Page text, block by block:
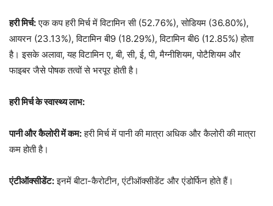
हरी मिर्च:एक कप हरी मिर्च में विटामिन सी (52.76%), सोडियम (36.80%),
आयरन (23.13%), विटामिन बी9 (18.29%), विटामिन बी6 (12.85%) होता
है। इसके अलावा, यह विटामिन ए, बी, सी, ई, पी, मैग्नीशियम, पोटैशियम और
फाइबर जैसे पोषक तत्वों से भरपूर होती है।
हरी मिर्च के स्वास्थ्य लाभ:
पानी और कैलोरी में कम:हरी मिर्च में पानी की मात्रा अधिक और कैलोरी की मात्रा
कम होती है।
एंटीऑक्सीडेंट:इनमें बीटा-कैरोटीन, एंटीऑक्सीडेंट और एंडोर्फिन होते हैं।